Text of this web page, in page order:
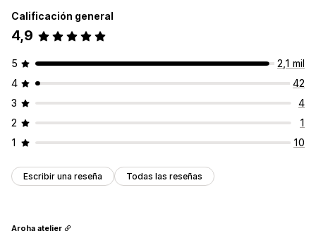
Calificación general
4,9
5
2,1 mil
4
42
3
4
2
1
1
10
Escribir una reseña Todas las reseñas
Aroha atelier